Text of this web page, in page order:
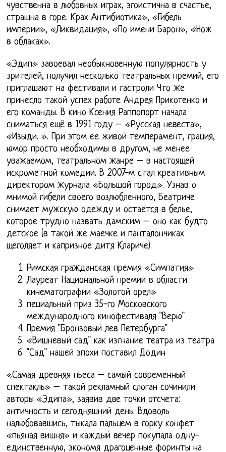
чувственна в любовных играх, эгоистична в счастье,
страшна в горе. Крах Антибиотика», «Гибель
империи», «Ликвидация», «По имени Барон», «Нож
в облаках».
«Эдип» завоевал необыкновенную популярность у
зрителей, получил несколько театральных премий, его
приглашают на фестивали и гастроли Что же
принесло такой успех работе Андрея Прикотенко и
его команды. В кино Ксения Раппопорт начала
сниматься ещё в 1991 году – «Русская невеста»,
«Изыди. ». При этом ее живой темперамент, грация,
юмор просто необходимы в другом, не менее
уважаемом, театральном жанре – в настоящей
искрометной комедии. В 2007-м стал креативным
директором журнала «Большой город». Узнав о
мнимой гибели своего возлюбленного, Беатриче
снимает мужскую одежду и остается в белье,
которое трудно назвать дамским – оно как будто
детское (в такой же маечке и панталончиках
щеголяет и капризное дитя Клариче).
Римская гражданская премия «Симпатия»
Лауреат Национальной премии в области
кинематографии «Золотой орел»
пециальный приз 35-го Московского
международного кинофестиваля "Верю"
Премия "Бронзовый лев Петербурга"
«Вишневый сад" как изгнание театра из театра
"Сад" нашей эпохи поставил Додин
«Самая древняя пьеса – самый современный
спектакль» – такой рекламный слоган сочинили
авторы «Эдипа», заявив две точки отсчета:
античность и сегодняшний день. Вдоволь
налюбовавшись, тыкала пальцем в горку конфет
«пьяная вишня» и каждый вечер покупала одну-
единственную, экономя драгоценные форинты на